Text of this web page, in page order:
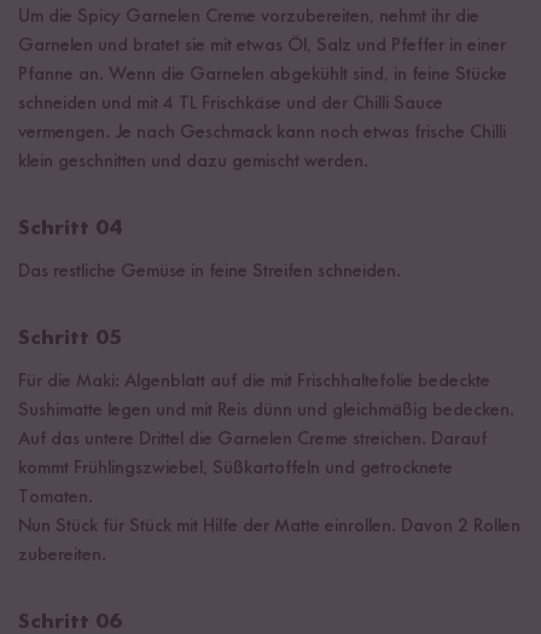
Um die Spicy Garnelen Creme vorzubereiten, nehmt ihr die
Garnelen und bratet sie mit etwas Öl, Salz und Pfeffer in einer
Pfanne an. Wenn die Garnelen abgekühlt sind, in feine Stücke
schneiden und mit 4 TL Frischkäse und der Chilli Sauce
vermengen. Je nach Geschmack kann noch etwas frische Chilli
klein geschnitten und dazu gemischt werden.
Schritt 04
Das restliche Gemüse in feine Streifen schneiden.
Schritt 05
Für die Maki: Algenblatt auf die mit Frischhaltefolie bedeckte
Sushimatte legen und mit Reis dünn und gleichmäßig bedecken.
Auf das untere Drittel die Garnelen Creme streichen. Darauf
kommt Frühlingszwiebel, Süßkartoffeln und getrocknete
Tomaten.
Nun Stück für Stück mit Hilfe der Matte einrollen. Davon 2 Rollen
zubereiten.
Schritt 06